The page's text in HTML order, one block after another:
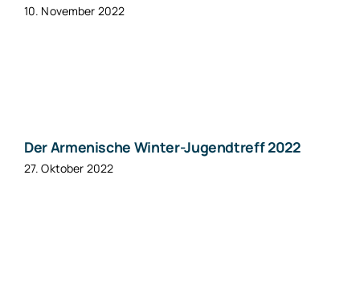
10. November 2022
Der Armenische Winter-Jugendtreff 2022
27. Oktober 2022